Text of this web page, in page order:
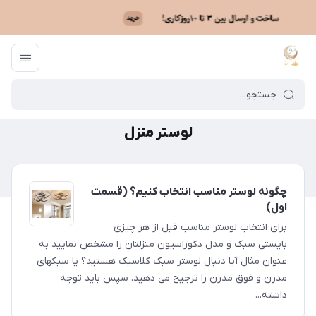
ماه نو / لوستر منزل
لوستر منزل
چگونه لوستر مناسب انتخاب کنیم؟ (قسمت
اول)
برای انتخاب لوستر مناسب قبل از هر چیزی
بایستی سبک و مدل دکوراسیون منزلتان را مشخص نمایید به
عنوان مثال آیا دنبال لوستر سبک کلاسیک هستید؟ یا سبکهای
مدرن و فوق مدرن را ترجیح می دهید. سپس باید توجه
داشته...